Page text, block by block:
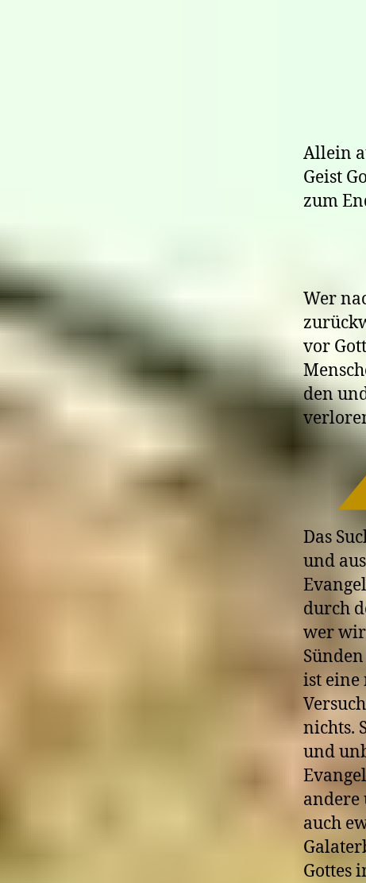
Allein
Geist
zum
Wer
vor
den
Das
und
durch
wer
ist eine
nichts.
und
andere
auch
Gottes